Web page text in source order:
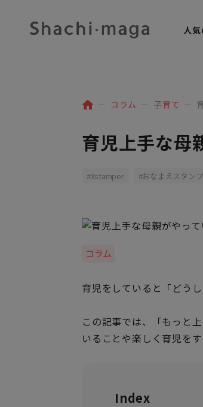
人
コラム 子育て
育児上手な母
Xstamper おなまえスタンプ
コラム
育児をしていると「どう
この記事では、「もっと
いることや楽しく育児を
Index